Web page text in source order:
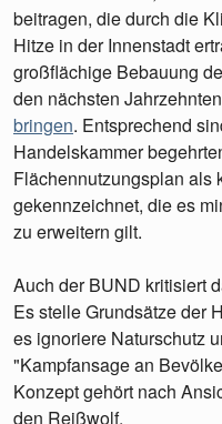
beitragen, die durch die
Hitze in der Innenstadt
großflächige Bebauung
den nächsten
bringen. Entsprechend
Handelskammer
Flächennutzungsplan als
gekennzeichnet, die es
zu erweitern gilt.
Auch der BUND kritisiert
Es stelle Grundsätze der
es ignoriere Naturschutz
"Kampfansage an
Konzept gehört nach
den Reißwolf.